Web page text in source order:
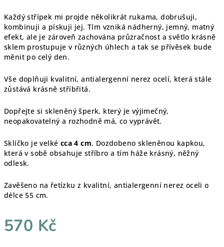
Každý střípek mi projde několikrát rukama, dobrušuji,
kombinuji a pískuji jej. Tím vzniká nádherný, jemný, matný
efekt, ale je zároveň zachována průzračnost a světlo krásně
sklem prostupuje v různých úhlech a tak se přívěsek bude
měnit po celý den.
Vše doplňuji kvalitní, antialergenní nerez ocelí, která stále
zůstává krásně stříbřitá.
Dopřejte si skleněný šperk, který je výjimečný,
neopakovatelný a rozhodně má, co vyprávět.
Sklíčko je velké cca 4 cm. Dozdobeno skleněnou kapkou,
která v sobě obsahuje stříbro a tím háže krásný, něžný
odlesk.
Zavěšeno na řetízku z kvalitní, antialergenní nerez oceli o
délce 55 cm.
570 Kč